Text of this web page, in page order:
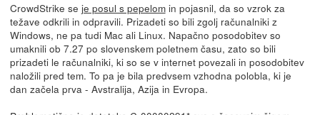
CrowdStrike se je posul s pepelomin pojasnil, da so vzrok za
težave odkrili in odpravili. Prizadeti so bili zgolj računalniki z
Windows, ne pa tudi Mac ali Linux. Napačno posodobitev so
umaknili ob 7.27 po slovenskem poletnem času, zato so bili
prizadeti le računalniki, ki so se v internet povezali in posodobitev
naložili pred tem. To pa je bila predvsem vzhodna polobla, ki je
dan začela prva - Avstralija, Azija in Evropa.